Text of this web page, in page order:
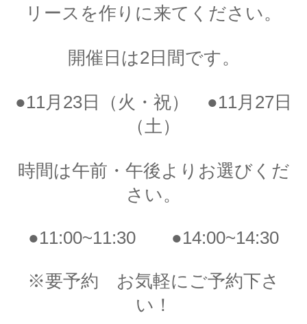
リースを作りに来てください。
開催日は2日間です。
●11月23日（火・祝） ●11月27日
（土）
時間は午前・午後よりお選びくだ
さい。
●11:00~11:30 ●14:00~14:30
※要予約 お気軽にご予約下さ
い！